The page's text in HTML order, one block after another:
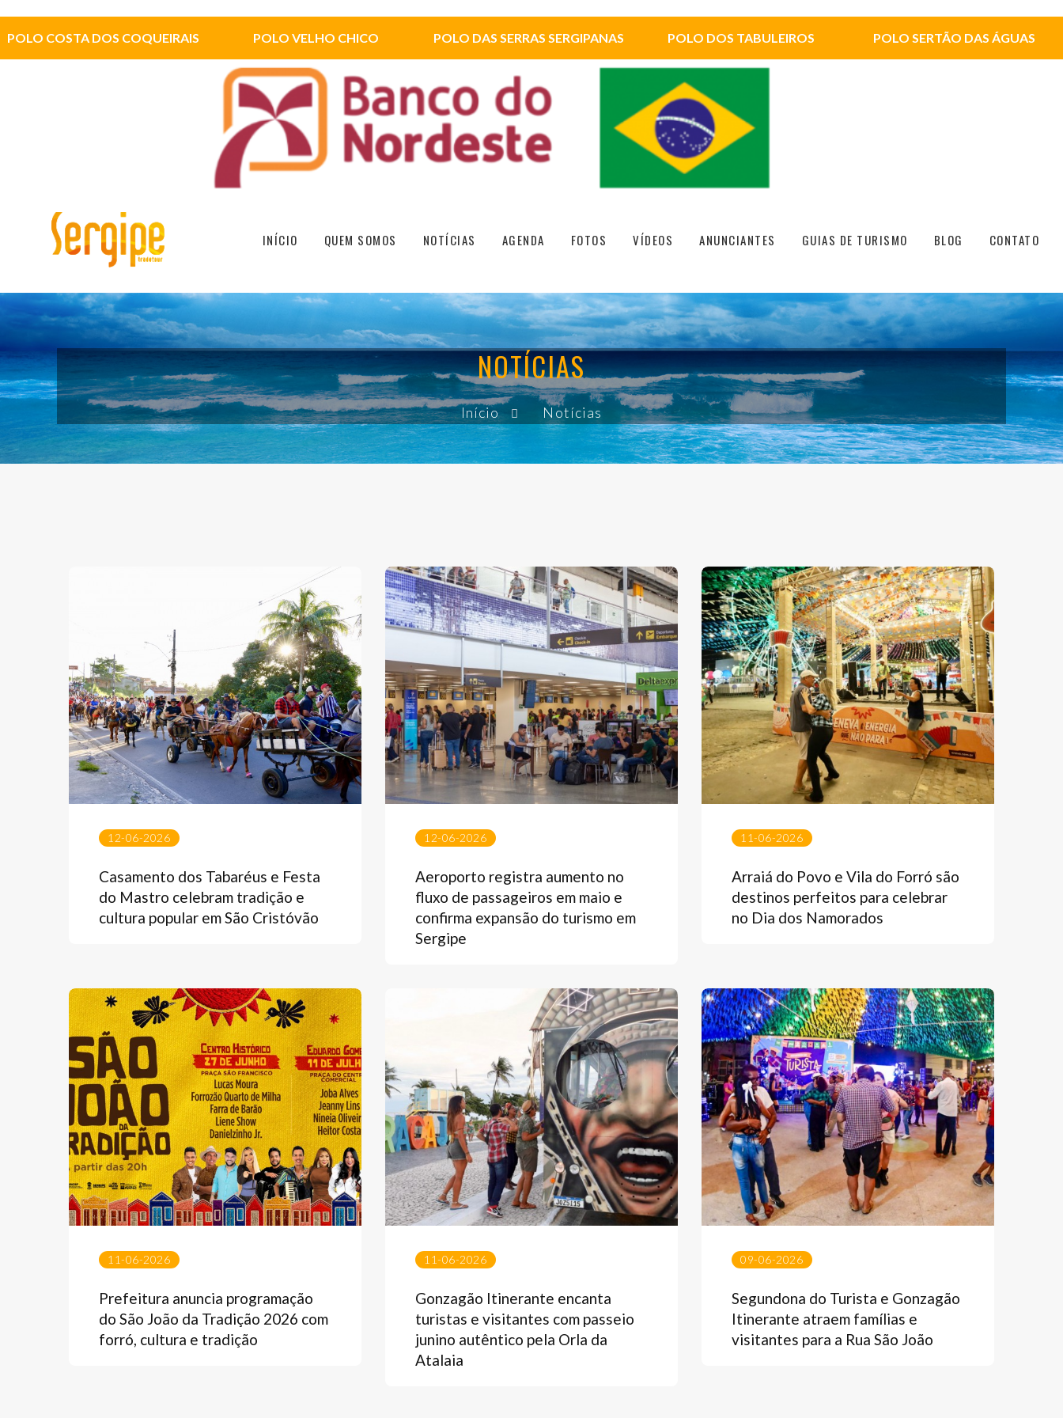
POLO COSTA DOS COQUEIRAIS POLO VELHO CHICO POLO DAS SERRAS SERGIPANAS POLO DOS TABULEIROS POLO SERTÃO DAS ÁGUAS
INÍCIO QUEM SOMOS NOTÍCIAS AGENDA FOTOS VÍDEOS ANUNCIANTES GUIAS DE TURISMO BLOG CONTATO
NOTÍCIAS
Início Notícias
12-06-2026
Casamento dos Tabaréus e Festa
do Mastro celebram tradição e
cultura popular em São Cristóvão
12-06-2026
Aeroporto registra aumento no
fluxo de passageiros em maio e
confirma expansão do turismo em
Sergipe
11-06-2026
Arraiá do Povo e Vila do Forró são
destinos perfeitos para celebrar
no Dia dos Namorados
11-06-2026
Prefeitura anuncia programação
do São João da Tradição 2026 com
forró, cultura e tradição
11-06-2026
Gonzagão Itinerante encanta
turistas e visitantes com passeio
junino autêntico pela Orla da
Atalaia
09-06-2026
Segundona do Turista e Gonzagão
Itinerante atraem famílias e
visitantes para a Rua São João